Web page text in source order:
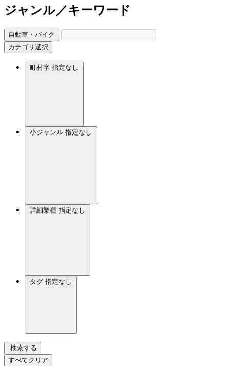
ジャンル／キーワード
自動車・バイク
カテゴリ選択
町村字 指定なし
小ジャンル 指定なし
詳細業種 指定なし
タグ 指定なし
検索する
すべてクリア